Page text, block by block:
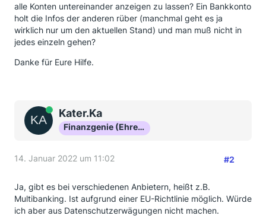
alle Konten untereinander anzeigen zu lassen? Ein Bankkonto
holt die Infos der anderen rüber (manchmal geht es ja
wirklich nur um den aktuellen Stand) und man muß nicht in
jedes einzeln gehen?
Danke für Eure Hilfe.
OnlineKater.Ka
Finanzgenie (Ehrenmitglied)
14. Januar 2022 um 11:02 #2
Ja, gibt es bei verschiedenen Anbietern, heißt z.B.
Multibanking. Ist aufgrund einer EU-Richtlinie möglich. Würde
ich aber aus Datenschutzerwägungen nicht machen.